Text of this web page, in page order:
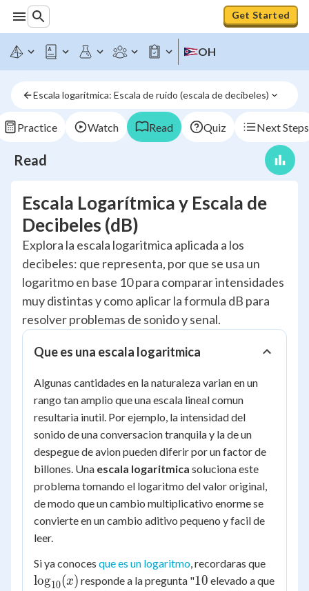
Get Started
OH
Escala logarítmica: Escala de ruido (escala de decibeles)
Practice Watch Read Quiz Next Steps
Read
Escala Logarítmica y Escala de
Decibeles (dB)
Explora la escala logaritmica aplicada a los
decibeles: que representa, por que se usa un
logaritmo en base 10 para comparar intensidades
muy distintas y como aplicar la formula dB para
resolver problemas de sonido y senal.
Que es una escala logaritmica
Algunas cantidades en la naturaleza varian en un
rango tan amplio que una escala lineal comun
resultaria inutil. Por ejemplo, la intensidad del
sonido de una conversacion tranquila y la de un
despegue de avion pueden diferir por un factor de
billones. Una escala logaritmica soluciona este
problema tomando el logaritmo del valor original,
de modo que un cambio multiplicativo enorme se
convierte en un cambio aditivo pequeno y facil de
leer.
Si ya conoces que es un logaritmo, recordaras que
(x)
log10(x) responde a la pregunta "10
10 elevado a que